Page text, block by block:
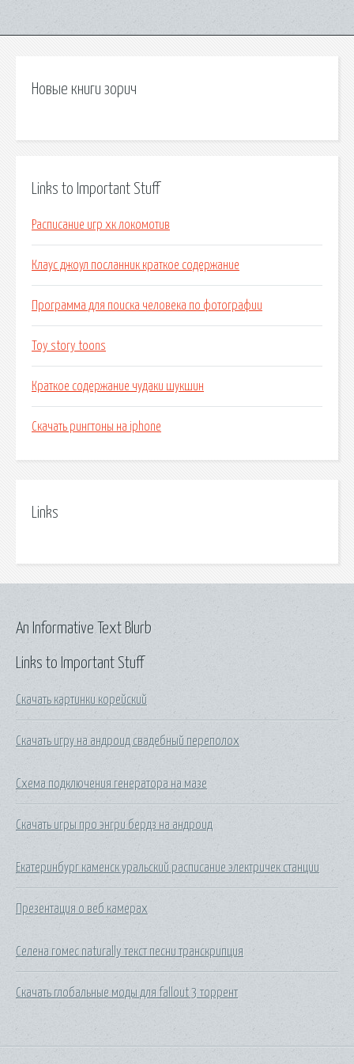
Новые книги зорич
Links to Important Stuff
Расписание игр хк локомотив
Клаус джоул посланник краткое содержание
Программа для поиска человека по фотографии
Toy story toons
Краткое содержание чудаки шукшин
Скачать рингтоны на iphone
Links
Links to Important Stuff
Скачать картинки корейский
Скачать игру на андроид свадебный переполох
Схема подключения генератора на мазе
Скачать игры про энгри бердз на андроид
Екатеринбург каменск уральский расписание электричек станции
Презентация о веб камерах
Селена гомес naturally текст песни транскрипция
Скачать глобальные моды для fallout 3 торрент
An Informative Text Blurb